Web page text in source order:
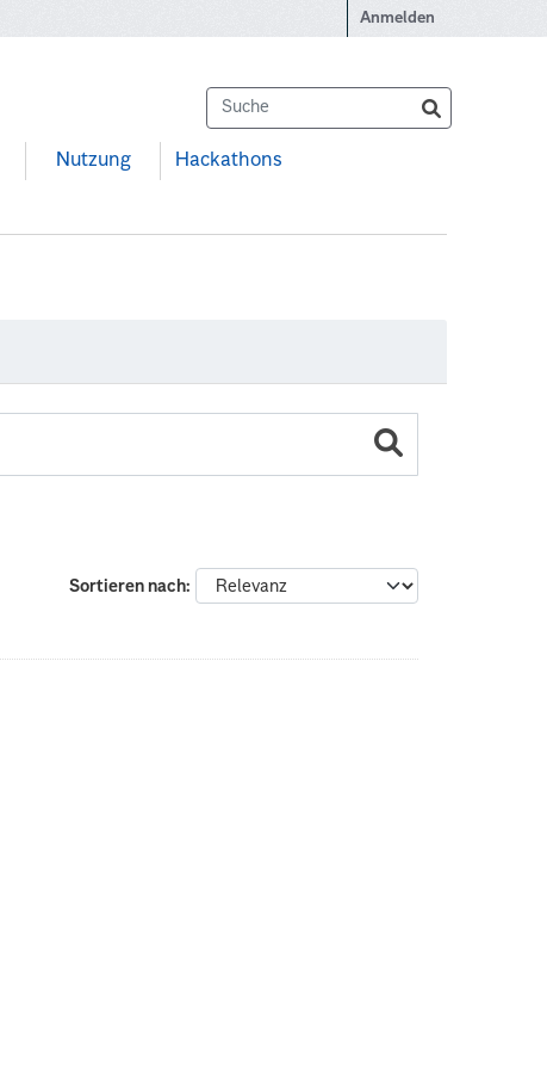
Anmelden
Nutzung Hackathons
Sortieren nach